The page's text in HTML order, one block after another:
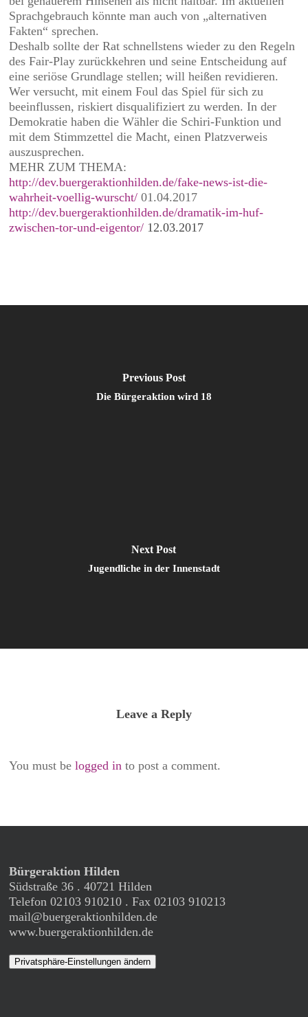
Sprachgebrauch könnte man auch von „alternativen
Fakten“ sprechen.
Deshalb sollte der Rat schnellstens wieder zu den Regeln
des Fair-Play zurückkehren und seine Entscheidung auf
eine seriöse Grundlage stellen; will heißen revidieren.
Wer versucht, mit einem Foul das Spiel für sich zu
beeinflussen, riskiert disqualifiziert zu werden. In der
Demokratie haben die Wähler die Schiri-Funktion und
mit dem Stimmzettel die Macht, einen Platzverweis
auszusprechen.
MEHR ZUM THEMA:
http://dev.buergeraktionhilden.de/fake-news-ist-die-
wahrheit-voellig-wurscht/ 01.04.2017
http://dev.buergeraktionhilden.de/dramatik-im-huf-
zwischen-tor-und-eigentor/ 12.03.2017
Previous Post
Die Bürgeraktion wird 18
Next Post
Jugendliche in der Innenstadt
Leave a Reply
You must belogged in to post a comment.
Bürgeraktion Hilden
Südstraße 36 . 40721 Hilden
Telefon 02103 910210 . Fax 02103 910213
mail@buergeraktionhilden.de
www.buergeraktionhilden.de
Privatsphäre-Einstellungen ändern